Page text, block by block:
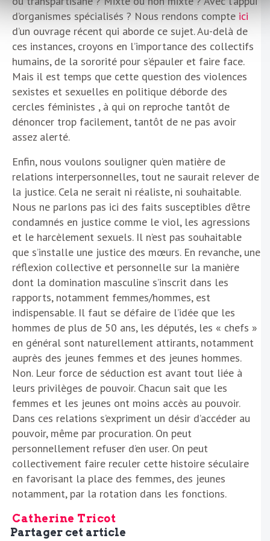
d’organismes spécialisés ? Nous rendons compte ici
d’un ouvrage récent qui aborde ce sujet. Au-delà de
ces instances, croyons en l’importance des collectifs
humains, de la sororité pour s’épauler et faire face.
Mais il est temps que cette question des violences
sexistes et sexuelles en politique déborde des
cercles féministes , à qui on reproche tantôt de
dénoncer trop facilement, tantôt de ne pas avoir
assez alerté.
Enfin, nous voulons souligner qu’en matière de
relations interpersonnelles, tout ne saurait relever de
la justice. Cela ne serait ni réaliste, ni souhaitable.
Nous ne parlons pas ici des faits susceptibles d’être
condamnés en justice comme le viol, les agressions
et le harcèlement sexuels. Il n’est pas souhaitable
que s’installe une justice des mœurs. En revanche, une
réflexion collective et personnelle sur la manière
dont la domination masculine s’inscrit dans les
rapports, notamment femmes/hommes, est
indispensable. Il faut se défaire de l’idée que les
hommes de plus de 50 ans, les députés, les « chefs »
en général sont naturellement attirants, notamment
auprès des jeunes femmes et des jeunes hommes.
Non. Leur force de séduction est avant tout liée à
leurs privilèges de pouvoir. Chacun sait que les
femmes et les jeunes ont moins accès au pouvoir.
Dans ces relations s’expriment un désir d’accéder au
pouvoir, même par procuration. On peut
personnellement refuser d’en user. On peut
collectivement faire reculer cette histoire séculaire
en favorisant la place des femmes, des jeunes
notamment, par la rotation dans les fonctions.
Catherine Tricot
Partager cet article